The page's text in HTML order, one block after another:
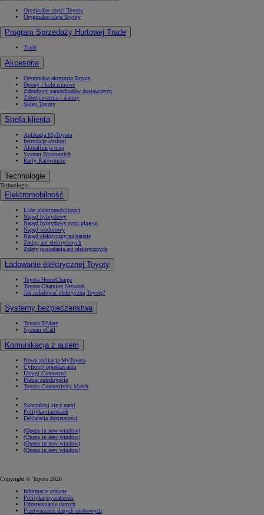
Oryginalne części Toyoty
Oryginalne oleje Toyoty
Program Sprzedaży Hurtowej Trade
Trade
Akcesoria
Oryginalne akcesoria Toyoty
Opony i koła zimowe
Zabudowy samochodów dostawczych
Zabezpieczenia i alarmy
Sklep Toyoty
Strefa klienta
Aplikacja MyToyota
Instrukcje obsługi
Aktualizacja map
System Bluetooth®
Karty Ratownicze
Technologie
Technologie
Elektromobilność
Lider elektromobilności
Napęd hybrydowy
Napęd hybrydowy typu plug-in
Napęd wodorowy
Napęd elektryczny na baterię
Zasięg aut elektrycznych
Zalety posiadania aut elektrycznych
Ładowanie elektrycznej Toyoty
Toyota HomeCharge
Toyota Charging Network
Jak naładować elektryczną Toyotę?
Systemy bezpieczeństwa
Toyota T-Mate
System eCall
Komunikacja z autem
Nowa aplikacja MyToyota
Cyfrowy opiekun auta
Usługi Connected
Płatne subskrypcje
Toyota Connectivity Match
Skontaktuj się z nami
Polityka ciasteczek
Deklaracja dostępności
(Opens in new window)
(Opens in new window)
(Opens in new window)
(Opens in new window)
Copyright © Toyota 2026
Informacje prawne
Polityka prywatności
Udostępnianie danych
Przetwarzanie danych osobowych